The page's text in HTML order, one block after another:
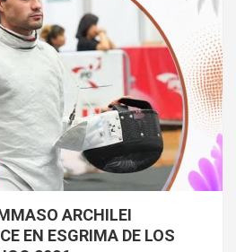
ARCHILEI
EN ESGRIMA DE LOS